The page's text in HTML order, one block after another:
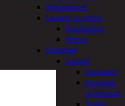
Heijastimet
Laukut ja reput
Käsilaukut
Reput
Vaatteet
Lapset
Asusteet
Hanskat
ja lapaset